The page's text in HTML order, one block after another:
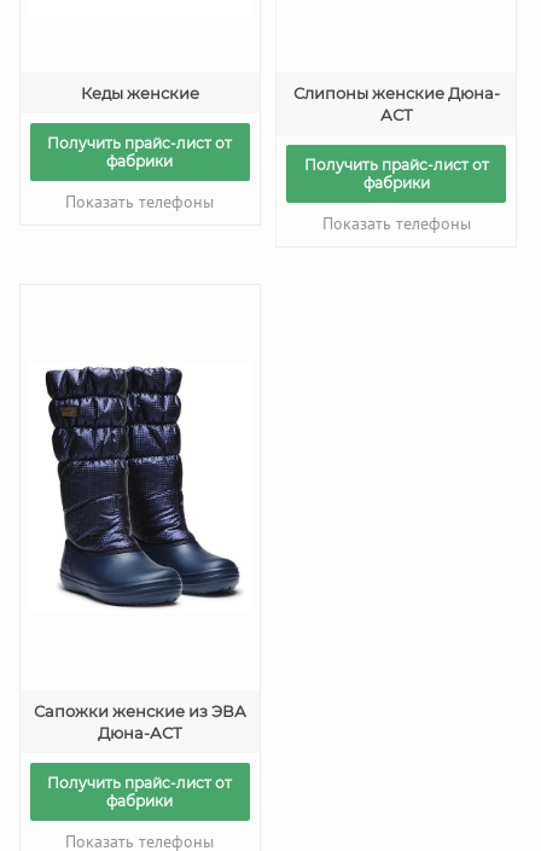
Кеды женские
Получить прайс-лист от
фабрики
Показать телефоны
Слипоны женские Дюна-
АСТ
Получить прайс-лист от
фабрики
Показать телефоны
Сапожки женские из ЭВА
Дюна-АСТ
Получить прайс-лист от
фабрики
Показать телефоны